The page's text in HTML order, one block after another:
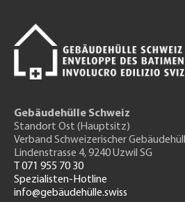
Gebäudehülle Schweiz
Standort Ost (Hauptsitz)
Verband Schweizerischer
Lindenstrasse 4, 9240 Uzwil SG
T 071 955 70 30
Spezialisten-Hotline
info@gebäudehülle.swiss